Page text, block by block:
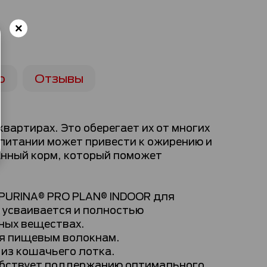
Это оберегает их от многих
может привести к ожирению и
корм, который поможет
PRO PLAN® INDOOR для
и полностью
веществах.
пищевым волокнам.
кошачьего лотка.
Отзывы